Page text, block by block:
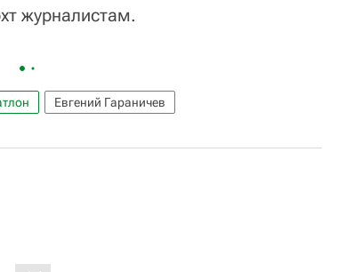
журналистам.
Евгений Гараничев